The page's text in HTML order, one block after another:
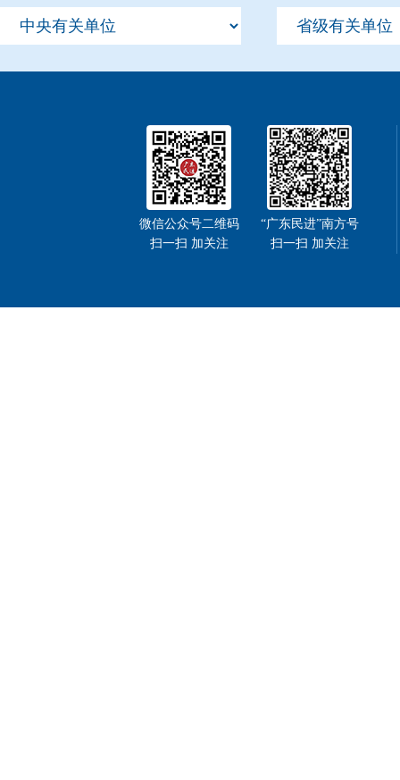
“广东民进”南方号
扫一扫 加关注
微信公众号二维码
扫一扫 加关注